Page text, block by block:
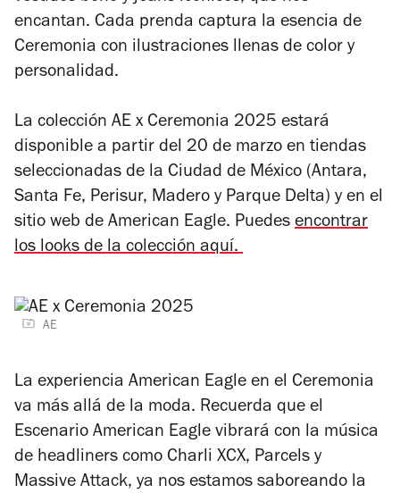
encantan. Cada prenda captura la esencia de
Ceremonia con ilustraciones llenas de color y
personalidad.
La colección AE x Ceremonia 2025 estará
disponible a partir del 20 de marzo en tiendas
seleccionadas de la Ciudad de México (Antara,
Santa Fe, Perisur, Madero y Parque Delta) y en el
sitio web de American Eagle. Puedes encontrar
los looks de la colección aquí.
AE
La experiencia American Eagle en el Ceremonia
va más allá de la moda. Recuerda que el
Escenario American Eagle vibrará con la música
de headliners como Charli XCX, Parcels y
Massive Attack, ya nos estamos saboreando la